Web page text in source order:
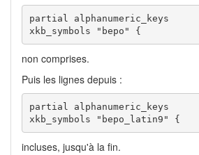
partial alphanumeric_keys
xkb_symbols "bepo" {
non comprises.
Puis les lignes depuis :
partial alphanumeric_keys
xkb_symbols "bepo_latin9" {
incluses, jusqu'à la fin.